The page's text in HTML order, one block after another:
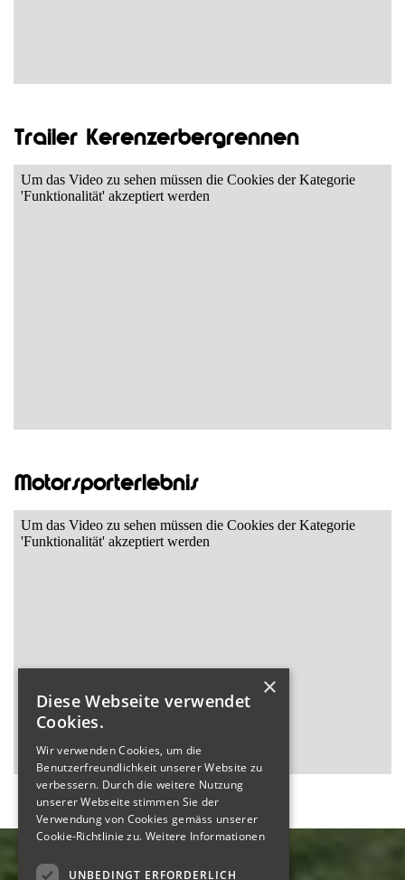
Trailer Kerenzerbergrennen
Motorsporterlebnis
×
Diese Webseite verwendet
Cookies.
Wir verwenden Cookies, um die
Benutzerfreundlichkeit unserer Website zu
verbessern. Durch die weitere Nutzung
unserer Webseite stimmen Sie der
Verwendung von Cookies gemäss unserer
Cookie-Richtlinie zu. Weitere Informationen
UNBEDINGT ERFORDERLICH